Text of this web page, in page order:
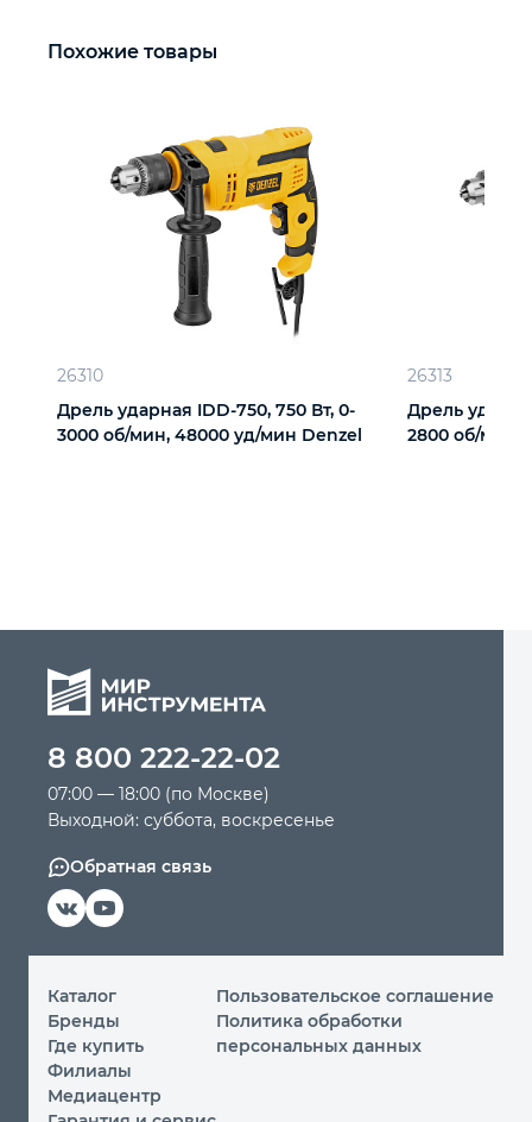
Похожие товары
26310
Дрель ударная IDD-750, 750 Вт, 0-
3000 об/мин, 48000 уд/мин Denzel
26313
Дрель
2800 об/мин,
8 800 222-22-02
07:00 — 18:00 (по Москве)
Выходной: суббота, воскресенье
Обратная связь
Каталог
Бренды
Где купить
Филиалы
Медиацентр
Пользовательское соглашение
Политика обработки
персональных данных